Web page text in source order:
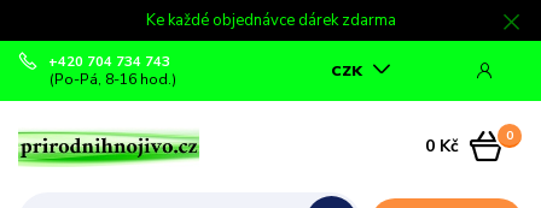
Ke každé objednávce dárek zdarma
CZK
+420 704 734 743
(Po-Pá, 8-16 hod.)
0
0 Kč